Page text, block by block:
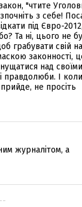
"чтите
з себе!
під Євро-
Та ні, цього не
грабувати свій
законності,
над своїми
правдолюби. І коли
не просіть
журналітом, а